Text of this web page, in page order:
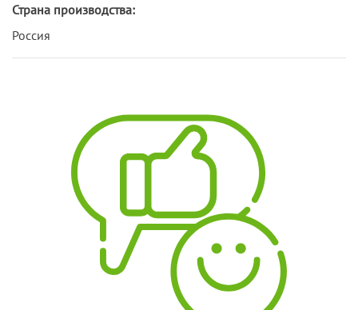
Страна производства:
Россия